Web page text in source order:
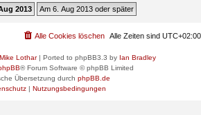
Alle Zeiten sind UTC+02:00
Alle Cookies löschen
Mike Lothar| Ported to phpBB3.3 by Ian Bradley
® Forum Software © phpBB Limited
Übersetzung durch phpBB.de
| Nutzungsbedingungen